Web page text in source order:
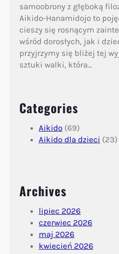
samoobrony z głęboką
Aikido-Hanamidojo to
cieszy się rosnącym
wśród dorosłych, jak i
przyjrzymy się bliżej tej
sztuki walki, która…
Categories
Aikido (69)
Aikido dla dzieci (23)
Archives
lipiec 2026
czerwiec 2026
maj 2026
kwiecień 2026